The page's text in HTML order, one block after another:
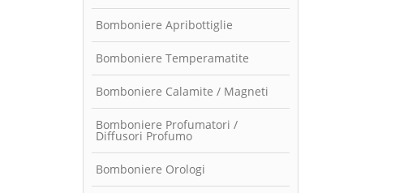
Bomboniere Apribottiglie
Bomboniere Temperamatite
Bomboniere Calamite / Magneti
Bomboniere Profumatori /
Diffusori Profumo
Bomboniere Orologi